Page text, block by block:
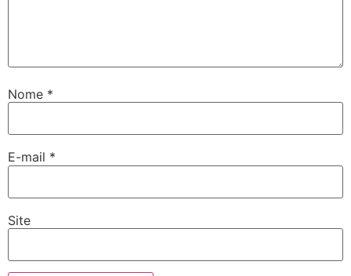
Nome *
E-mail *
Site